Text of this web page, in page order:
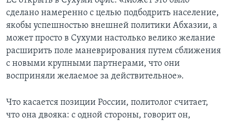
сделано намеренно с целью подбодрить население,
якобы успешностью внешней политики Абхазии, а
может просто в Сухуми настолько велико желание
расширить поле маневрирования путем сближения
с новыми крупными партнерами, что они
восприняли желаемое за действительное».
Что касается позиции России, политолог считает,
что она двояка: с одной стороны, говорит он,